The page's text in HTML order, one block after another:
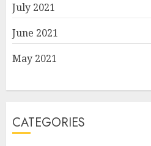
July 2021
June 2021
May 2021
CATEGORIES